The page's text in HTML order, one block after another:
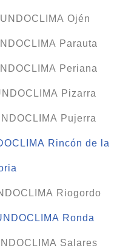
Ojén
Parauta
Periana
Pizarra
Pujerra
Rincón de la
Riogordo
Ronda
Salares